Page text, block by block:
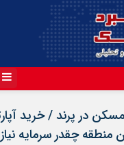
منطقه چقدر سرمایه